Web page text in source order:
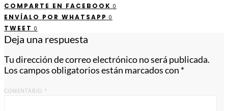
COMPARTE EN FACEBOOK 0
ENVÍALO POR WHATSAPP 0
TWEET 0
Deja una respuesta
Tu dirección de correo electrónico no será publicada.
Los campos obligatorios están marcados con *
COMENTARIO *